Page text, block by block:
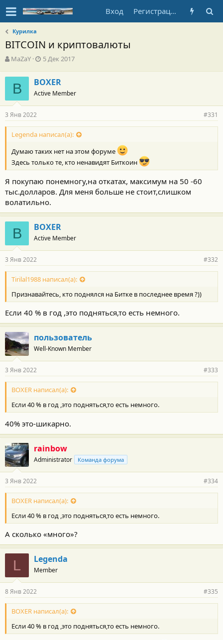
Вход Регистрация
Курилка
BITCOIN и криптовалюты
А
т
о
р
т
е
м
ы
MaZaY
Д
а
н
а
л
а
5 Дек 2017
B BOXER
Active Member
3 Янв 2022 #331
Legenda написал(а):
Думаю таких нет на этом форуме
Здесь только те, кто ненавидят Биткоин
Я покупаю понемногу,на откатах, максимум на 50 -60
тыс.долларов. Для меня больше не стоит,слишком
волатильно.
B BOXER
Active Member
3 Янв 2022 #332
Tirilal1988 написал(а):
Признавайтесь, кто поднялся на Битке в последнее время ?))
Если 40 % в год ,это подняться,то есть немного.
пользователь
Well-Known Member
3 Янв 2022 #333
BOXER написал(а):
Если 40 % в год ,это подняться,то есть немного.
40% это-шикарно.
rainbow
Administrator Команда форума
3 Янв 2022 #334
BOXER написал(а):
Если 40 % в год ,это подняться,то есть немного.
А сколько «много»?
L Legenda
Member
8 Янв 2022 #335
BOXER написал(а):
Если 40 % в год ,это подняться,то есть немного.